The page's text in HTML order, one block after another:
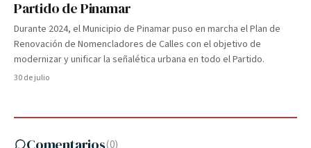
Partido de Pinamar
Durante 2024, el Municipio de Pinamar puso en marcha el Plan de
Renovación de Nomencladores de Calles con el objetivo de
modernizar y unificar la señalética urbana en todo el Partido.
30 de julio
(0)